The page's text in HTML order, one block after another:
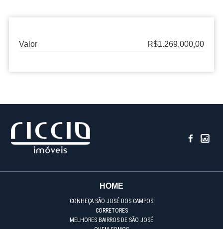
Valor R$1.269.000,00
HOME
CONHEÇA SÃO JOSÉ DOS CAMPOS
CORRETORES
MELHORES BAIRROS DE SÃO JOSÉ